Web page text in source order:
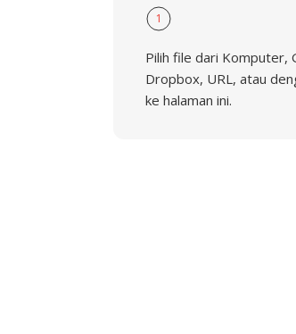
1
Pilih file dari Komputer,
Dropbox, URL, atau
ke halaman ini.